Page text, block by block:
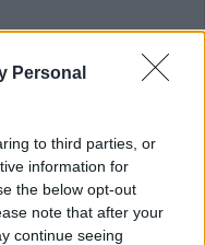
Personal
to third parties, or
information for
the below opt-out
note that after your
continue seeing
Είσοδος